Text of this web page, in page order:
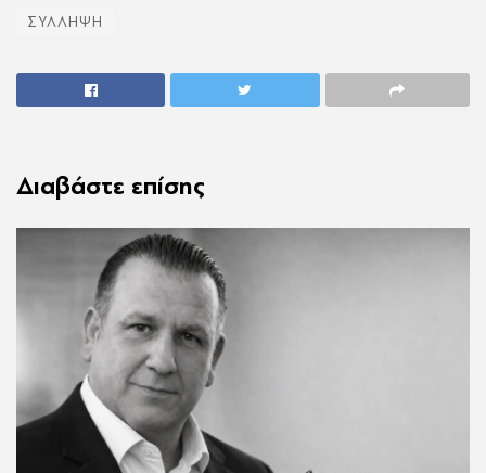
ΣΥΛΛΗΨΗ
Διαβάστε επίσης